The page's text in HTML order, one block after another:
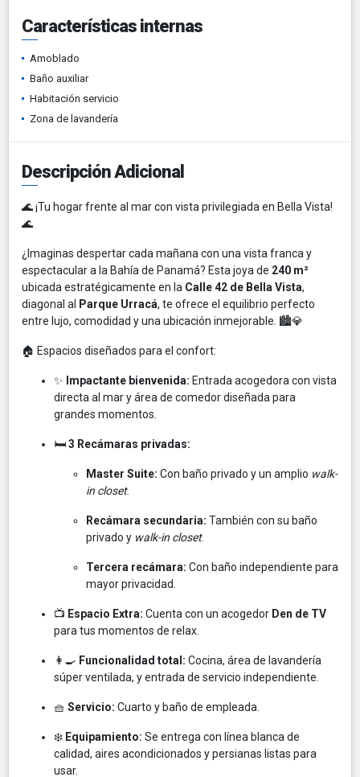
Características internas
Amoblado
Baño auxiliar
Habitación servicio
Zona de lavandería
Descripción Adicional
🌊 ¡Tu hogar frente al mar con vista privilegiada en Bella Vista!
🌊
¿Imaginas despertar cada mañana con una vista franca y
espectacular a la Bahía de Panamá? Esta joya de 240 m²
ubicada estratégicamente en la Calle 42 de Bella Vista,
diagonal al
Parque Urracá, te ofrece el equilibrio perfecto
entre lujo, comodidad y una ubicación inmejorable. 🏙️💎
🏠 Espacios diseñados para el confort:
✨ Impactante bienvenida: Entrada acogedora con vista
directa al mar y área de comedor diseñada para
grandes momentos.
🛏️3 Recámaras privadas:
Master Suite: Con baño privado y un amplio walk-
in closet.
Recámara secundaria: También con su baño
privado y walk-in closet.
Tercera recámara: Con baño independiente para
mayor privacidad.
📺 Espacio Extra: Cuenta con un acogedor Den de TV
para tus momentos de relax.
👩‍🍳 Funcionalidad total: Cocina, área de lavandería
súper ventilada, y entrada de servicio independiente.
🧺 Servicio: Cuarto y baño de empleada.
❄️ Equipamiento: Se entrega con línea blanca de
calidad, aires acondicionados y persianas listas para
usar.